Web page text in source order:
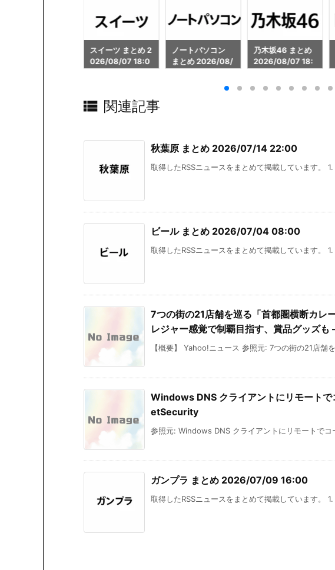
ノートパソコン
まとめ 2026/08/
乃木坂46 まとめ
2026/08/07 18:
日向坂46 まとめ
2026/08/07 18:
 関連記事
秋葉原 まとめ 2026/07/14 22:00
取得したRSSニュースをまとめて掲載しています。
ビール まとめ 2026/07/04 08:00
取得したRSSニュースをまとめて掲載しています。
7つの街の21店舗を巡る「首都圏横断カレ
レジャー感覚で制覇目指す、賞品グッズも
【概要】 Yahoo!ニュース 参照元: 7つの街の21店舗
Windows DNS クライアントにリモート
etSecurity
参照元: Windows DNS クライアントにリモートでコ
ガンプラ まとめ 2026/07/09 16:00
取得したRSSニュースをまとめて掲載しています。